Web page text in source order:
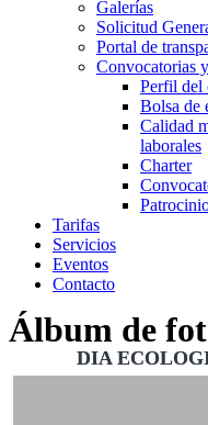
Galerías
Solicitud
Portal de
Convocatorias
Perfil del
Bolsa de
Calidad
laborales
Charter
Tarifas
Servicios
Eventos
Contacto
Álbum de
DIA